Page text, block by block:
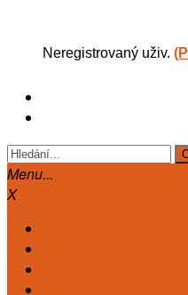
Neregistrovaný uživ.
Menu...
X